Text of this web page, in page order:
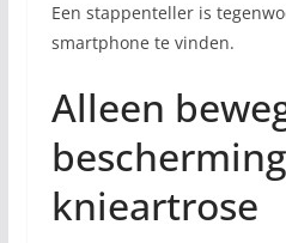
Een stappenteller is
smartphone te vinden.
Alleen
knieartrose